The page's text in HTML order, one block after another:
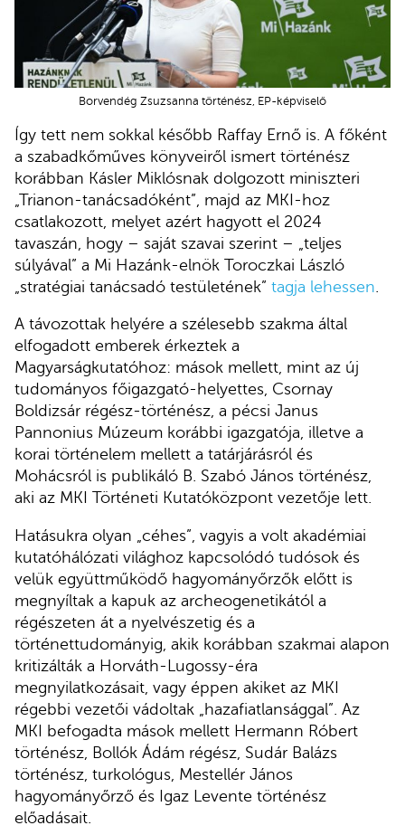
Borvendég Zsuzsanna történész, EP-képviselő
Így tett nem sokkal később Raffay Ernő is. A főként
a szabadkőműves könyveiről ismert történész
korábban Kásler Miklósnak dolgozott miniszteri
„Trianon-tanácsadóként”, majd az MKI-hoz
csatlakozott, melyet azért hagyott el 2024
tavaszán, hogy – saját szavai szerint – „teljes
súlyával” a Mi Hazánk-elnök Toroczkai László
„stratégiai tanácsadó testületének” tagja lehessen
A távozottak helyére a szélesebb szakma által
elfogadott emberek érkeztek a
Magyarságkutatóhoz: mások mellett, mint az új
tudományos főigazgató-helyettes, Csornay
Boldizsár régész-történész, a pécsi Janus
Pannonius Múzeum korábbi igazgatója, illetve a
korai történelem mellett a tatárjárásról és
Mohácsról is publikáló B. Szabó János történész,
aki az MKI Történeti Kutatóközpont vezetője lett.
Hatásukra olyan „céhes”, vagyis a volt akadémiai
kutatóhálózati világhoz kapcsolódó tudósok és
velük együttműködő hagyományőrzők előtt is
megnyíltak a kapuk az archeogenetikától a
régészeten át a nyelvészetig és a
történettudományig, akik korábban szakmai alapon
kritizálták a Horváth-Lugossy-éra
megnyilatkozásait, vagy éppen akiket az MKI
régebbi vezetői vádoltak „hazafiatlansággal”. Az
MKI befogadta mások mellett Hermann Róbert
történész, Bollók Ádám régész, Sudár Balázs
történész, turkológus, Mestellér János
hagyományőrző és Igaz Levente történész
előadásait.